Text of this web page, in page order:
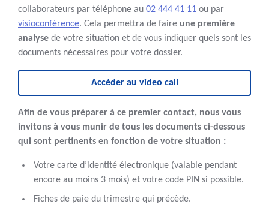
collaborateurs par téléphone au 02 444 41 11 ou par
visioconférence. Cela permettra de faire une première
analyse de votre situation et de vous indiquer quels sont les
documents nécessaires pour votre dossier.
Accéder au video call
Afin de vous préparer à ce premier contact, nous vous
invitons à vous munir de tous les documents ci-dessous
qui sont pertinents en fonction de votre situation :
Votre carte d’identité électronique (valable pendant
encore au moins 3 mois) et votre code PIN si possible.
Fiches de paie du trimestre qui précède.